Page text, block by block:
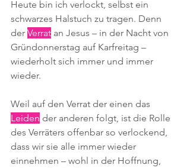
Heute bin ich verlockt, selbst ein
schwarzes Halstuch zu tragen. Denn
der Verrat an Jesus – in der Nacht von
Gründonnerstag auf Karfreitag –
wiederholt sich immer und immer
wieder.
Weil auf den Verrat der einen das
Leiden der anderen folgt, ist die Rolle
des Verräters offenbar so verlockend,
dass wir sie alle immer wieder
einnehmen – wohl in der Hoffnung,